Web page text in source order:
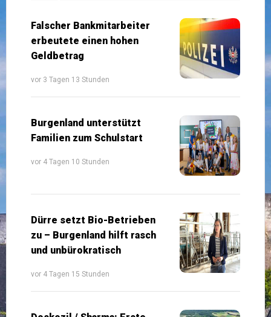
Falscher Bankmitarbeiter
erbeutete einen hohen
Geldbetrag
vor 3 Tagen 13 Stunden
Burgenland unterstützt
Familien zum Schulstart
vor 4 Tagen 10 Stunden
Dürre setzt Bio-Betrieben
zu – Burgenland hilft rasch
und unbürokratisch
vor 4 Tagen 15 Stunden